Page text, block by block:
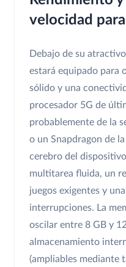
velocidad
Debajo de su
estará equipado para
sólido y una
procesador 5G de
probablemente de la
o un Snapdragon de
cerebro del
multitarea fluida, un
juegos exigentes y
interrupciones. La
oscilar entre 8 GB y
almacenamiento
(ampliables mediante